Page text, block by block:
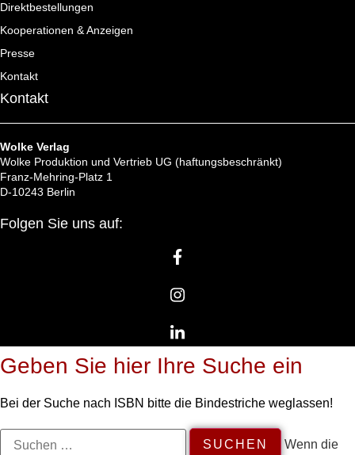
Direktbestellungen
Kooperationen & Anzeigen
Presse
Kontakt
Kontakt
Wolke Verlag
Wolke Produktion und Vertrieb UG (haftungsbeschränkt)
Franz-Mehring-Platz 1
D-10243 Berlin
Folgen Sie uns auf:
Geben Sie hier Ihre Suche ein
Bei der Suche nach ISBN bitte die Bindestriche weglassen!
Suchen
nach:
Wenn die